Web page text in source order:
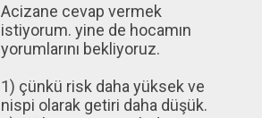
Acizane cevap vermek
istiyorum. yine de hocamın
yorumlarını bekliyoruz.
1) çünkü risk daha yüksek ve
nispi olarak getiri daha düşük.